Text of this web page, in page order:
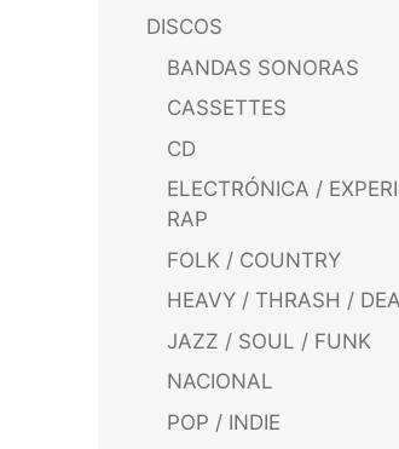
DISCOS
BANDAS SONORAS
CASSETTES
CD
ELECTRÓNICA /
RAP
FOLK / COUNTRY
HEAVY / THRASH /
JAZZ / SOUL / FUNK
NACIONAL
POP / INDIE